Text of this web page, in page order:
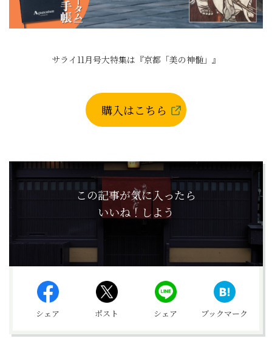
サライ11月号大特集は『京都「美の神髄」』
購入はこちら
この記事が気に入ったら
いいね！しよう
シェア ポスト シェア ブックマーク